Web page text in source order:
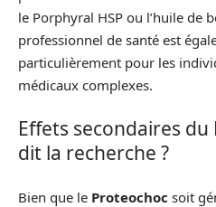
le Porphyral HSP ou l’huile de
professionnel de santé est
particulièrement pour les
médicaux complexes.
Effets secondaires
dit la recherche ?
Bien que le Proteochoc soit